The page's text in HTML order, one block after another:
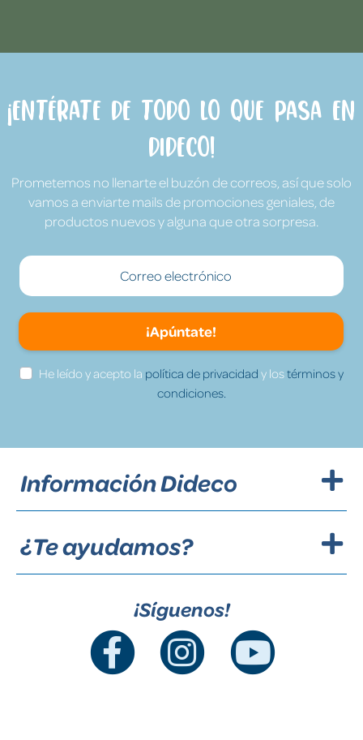
¡Entérate de todo lo que pasa en
Dideco!
Prometemos no llenarte el buzón de correos, así que solo
vamos a enviarte mails de promociones geniales, de
productos nuevos y alguna que otra sorpresa.
¡Apúntate!
He leído y acepto la política de privacidad y lostérminos y
condiciones.
Información Dideco
¿Te ayudamos?
¡Síguenos!